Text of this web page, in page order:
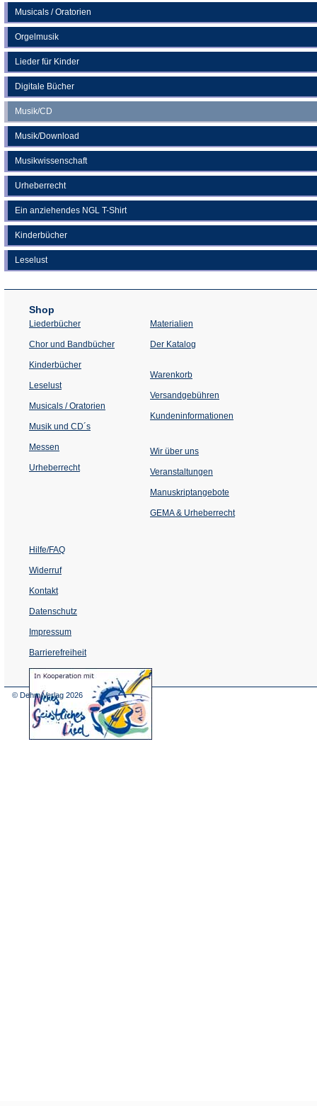
Musicals / Oratorien
Orgelmusik
Lieder für Kinder
Digitale Bücher
Musik/CD
Musik/Download
Musikwissenschaft
Urheberrecht
Ein anziehendes NGL T-Shirt
Kinderbücher
Leselust
Shop
Liederbücher
Chor und Bandbücher
Kinderbücher
Leselust
Musicals / Oratorien
Musik und CD´s
Messen
Urheberrecht
Materialien
Der Katalog
Warenkorb
Versandgebühren
Kundeninformationen
Wir über uns
Veranstaltungen
einem
Tab)
Manuskriptangebote
GEMA & Urheberrecht
Hilfe/FAQ
Widerruf
Kontakt
Datenschutz
Impressum
Barrierefreiheit
(Öffnet
in
© Dehm Verlag 2026